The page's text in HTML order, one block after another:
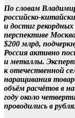
По словам
российско-
и достиг
перспективе
$200 млрд,
Россия активно
и металлы.
к отечественной
наращивания
объём расчётов в
году около
проводились в